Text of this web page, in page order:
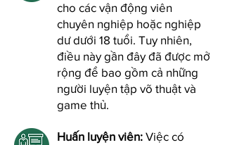
cho các vận động viên
chuyên nghiệp hoặc nghiệp
dư dưới 18 tuổi. Tuy nhiên,
điều này gần đây đã được mở
rộng để bao gồm cả những
người luyện tập võ thuật và
game thủ.
Huấn luyện viên: Việc có